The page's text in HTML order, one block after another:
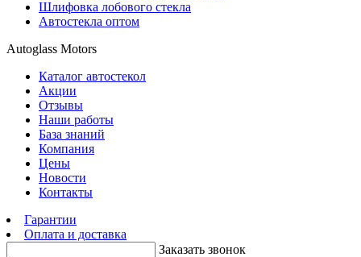
Шлифовка лобового стекла
Автостекла оптом
Autoglass Motors
Каталог автостекол
Акции
Отзывы
Наши работы
База знаний
Компания
Цены
Новости
Контакты
Гарантии
Оплата и доставка
Заказать звонок